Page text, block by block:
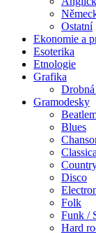
Ostatní
Ekonomie a
Esoterika
Etnologie
Grafika
Gramodesky
Blues
Disco
Folk
Funk /
Hard